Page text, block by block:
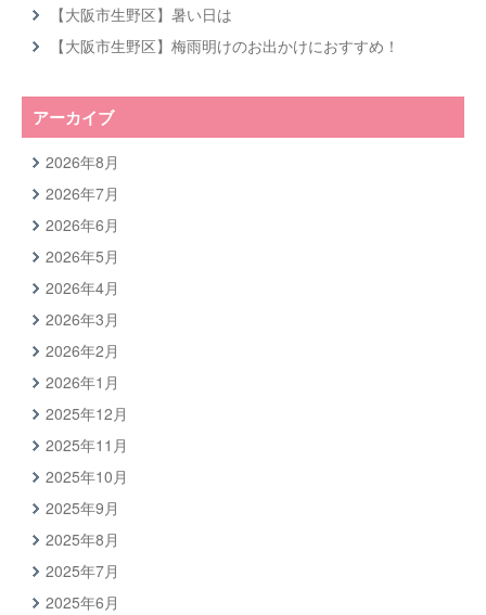
【大阪市生野区】暑い日は
【大阪市生野区】梅雨明けのお出かけにおすすめ！
アーカイブ
2026年8月
2026年7月
2026年6月
2026年5月
2026年4月
2026年3月
2026年2月
2026年1月
2025年12月
2025年11月
2025年10月
2025年9月
2025年8月
2025年7月
2025年6月